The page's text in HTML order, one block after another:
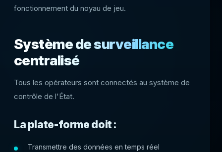
fonctionnement du noyau de jeu.
Système de surveillance
centralisé
Tous les opérateurs sont connectés au système de
contrôle de l'État.
La plate-forme doit :
Transmettre des données en temps réel